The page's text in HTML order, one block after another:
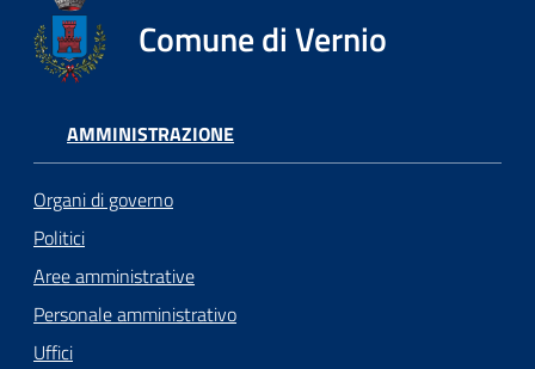
Comune di Vernio
AMMINISTRAZIONE
Organi di governo
Politici
Aree amministrative
Personale amministrativo
Uffici